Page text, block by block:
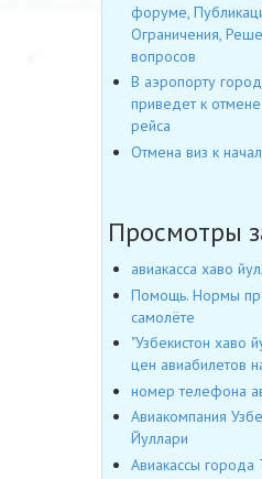
форуме,
Ограничения,
вопросов
В аэропорту
приведет к
рейса
Отмена виз к
Просмотры
авиакасса хаво
Помощь. Нормы
самолёте
"Узбекистон хаво
цен авиабилетов
номер телефона
Авиакомпания
Йуллари
Авиакассы города